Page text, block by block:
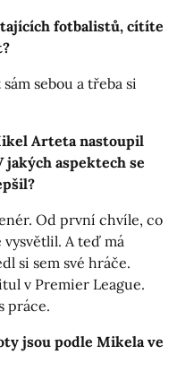
fotbalistů, cítíte
sebou a třeba si
Arteta nastoupil
jakých aspektech se
Od první chvíle, co
A teď má
si sem své hráče.
v Premier League.
práce.
jsou podle Mikela ve